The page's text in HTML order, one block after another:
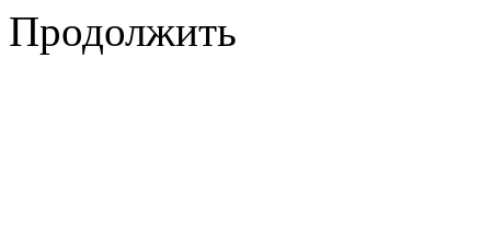
Продолжить